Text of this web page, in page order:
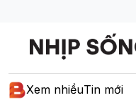
Xem nhiềuTin mới